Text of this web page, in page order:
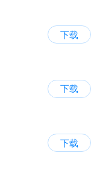
下载
下载
下载